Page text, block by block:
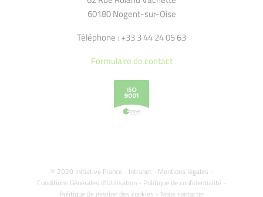
60180 Nogent-sur-Oise
Téléphone : +33 3 44 24 05 63
Formulaire de contact
© 2020 Initiative France - Intranet- Mentions légales -
Conditions Générales d'Utilisation - Politique de confidentialité -
Politique de gestion des cookies - Nous contacter